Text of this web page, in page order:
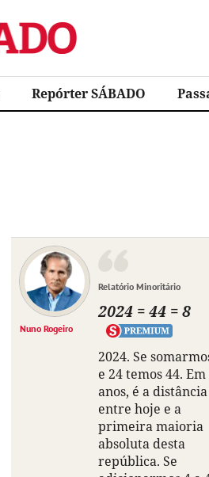
Repórter SÁBADO
Nuno Rogeiro
Relatório Minoritário
2024 = 44 = 8
2024. Se
e 24 temos 44. Em
anos, é a distância
entre hoje e a
primeira maioria
absoluta desta
república. Se